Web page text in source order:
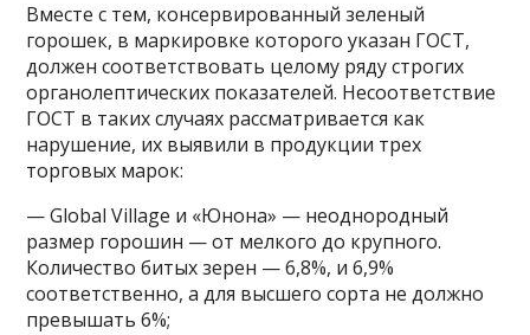
Вместе с тем, консервированный зеленый
горошек, в маркировке которого указан ГОСТ,
должен соответствовать целому ряду строгих
органолептических показателей. Несоответствие
ГОСТ в таких случаях рассматривается как
нарушение, их выявили в продукции трех
торговых марок:
— Global Village и «Юнона» — неоднородный
размер горошин — от мелкого до крупного.
Количество битых зерен — 6,8%, и 6,9%
соответственно, а для высшего сорта не должно
превышать 6%;